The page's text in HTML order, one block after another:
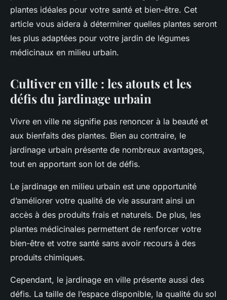
plantes idéales pour votre santé et bien-être. Cet
article vous aidera à déterminer quelles plantes seront
les plus adaptées pour votre jardin de légumes
médicinaux en milieu urbain.
Cultiver en ville : les atouts et les
défis du jardinage urbain
Vivre en ville ne signifie pas renoncer à la beauté et
aux bienfaits des plantes. Bien au contraire, le
jardinage urbain présente de nombreux avantages,
tout en apportant son lot de défis.
Le jardinage en milieu urbain est une opportunité
d’améliorer votre qualité de vie assurant ainsi un
accès à des produits frais et naturels. De plus, les
plantes médicinales permettent de renforcer votre
bien-être et votre santé sans avoir recours à des
produits chimiques.
Cependant, le jardinage en ville présente aussi des
défis. La taille de l’espace disponible, la qualité du sol